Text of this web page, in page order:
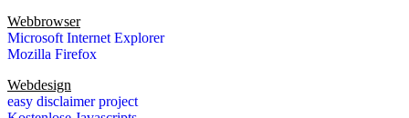
Webbrowser
Microsoft Internet Explorer
Mozilla Firefox
Webdesign
easy disclaimer project